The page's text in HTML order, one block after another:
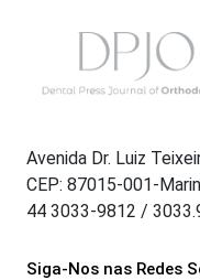
Avenida Dr. Luiz
CEP: 87015-001-
44 3033-9812 /
Siga-Nos nas Redes